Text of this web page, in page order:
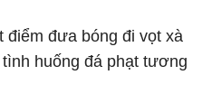
điểm đưa bóng đi vọt xà
huống đá phạt tương